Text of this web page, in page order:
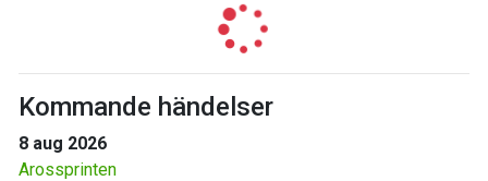
Kommande händelser
8 aug 2026
Arossprinten